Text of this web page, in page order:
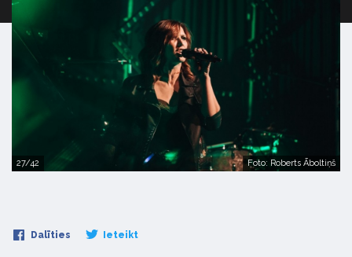
27/42 Foto: Roberts Āboltiņš
Dalīties Ieteikt